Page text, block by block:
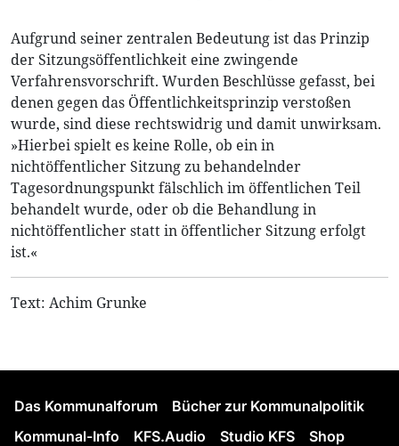
Aufgrund seiner zentralen Bedeutung ist das Prinzip
der Sitzungsöffentlichkeit eine zwingende
Verfahrensvorschrift. Wurden Beschlüsse gefasst, bei
denen gegen das Öffentlichkeitsprinzip verstoßen
wurde, sind diese rechtswidrig und damit unwirksam.
»Hierbei spielt es keine Rolle, ob ein in
nichtöffentlicher Sitzung zu behandelnder
Tagesordnungspunkt fälschlich im öffentlichen Teil
behandelt wurde, oder ob die Behandlung in
nichtöffentlicher statt in öffentlicher Sitzung erfolgt
ist.«
Text: Achim Grunke
Das Kommunalforum
Bücher zur Kommunalpolitik
Kommunal-Info
KFS.Audio Studio KFS Shop